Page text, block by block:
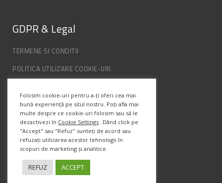
GDPR & Legal
TERMENE SI CONDITII
POLITICA UTILIZARE COOKIE-URI
ANPC
Info Contact
Str. Semenic, Nr.1, Ap.5, Timisoara.
Telefon:(+4) 0747 066 701
Folosim cookie-uri pentru a-ți oferi cea mai
bună experiență pe situl nostru. Poți afla mai
multe despre ce cookie-uri folosim sau să le
dezactivezi în Cookie Settings . Dând click pe
"Accept" sau "Refuz" sunteți de acord sau
refuzați utilizarea acestor tehnologii în
scopuri de marketing și analitice.
REFUZ ACCEPT